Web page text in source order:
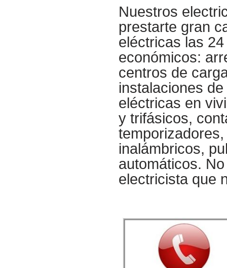
Nuestros
prestarte gran
eléctricas las
económicos:
centros de
instalaciones
eléctricas en
y trifásicos,
inalámbricos,
automáticos.
electricista que